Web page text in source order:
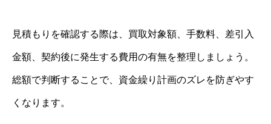
見積もりを確認する際は、買取対象額、手数料、差引入
金額、契約後に発生する費用の有無を整理しましょう。
総額で判断することで、資金繰り計画のズレを防ぎやす
くなります。